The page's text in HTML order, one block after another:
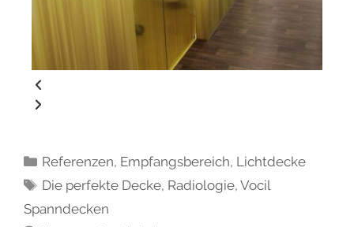
Referenzen, Empfangsbereich, Lichtdecke
Die perfekte Decke, Radiologie,Vocil
Spanndecken